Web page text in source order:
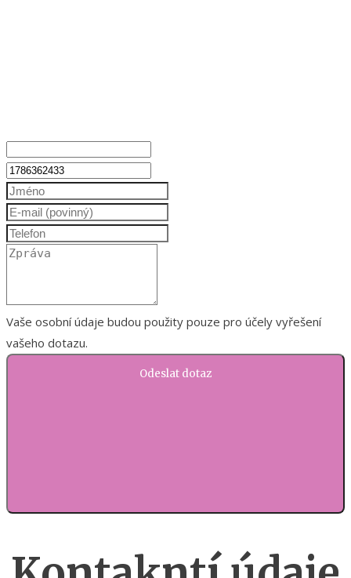
Vaše osobní údaje budou použity pouze pro účely vyřešení
vašeho dotazu.
Odeslat dotaz